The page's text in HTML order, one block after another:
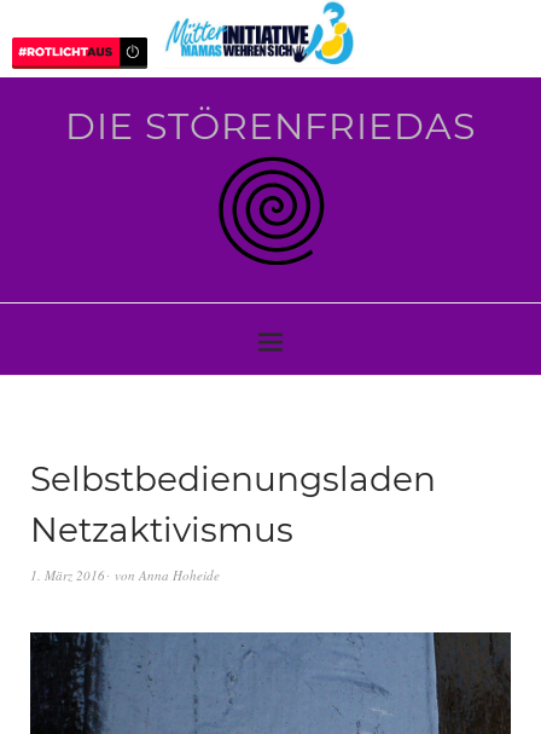
DIE STÖRENFRIEDAS
Selbstbedienungsladen
Netzaktivismus
1. März 2016 von Anna Hoheide